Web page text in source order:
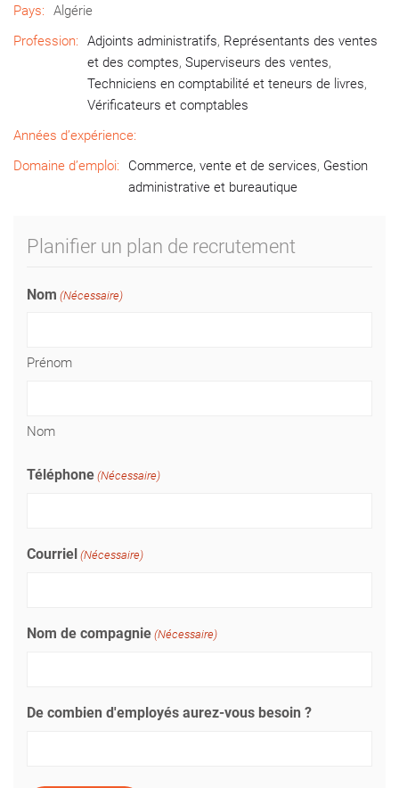
Pays:
Algérie
Profession:
Adjoints administratifs, Représentants des ventes
et des comptes, Superviseurs des ventes,
Techniciens en comptabilité et teneurs de livres,
Vérificateurs et comptables
Années d’expérience:
Domaine d’emploi:
Commerce, vente et de services, Gestion
administrative et bureautique
Planifier un plan de recrutement
Nom (Nécessaire)
Prénom
Nom
Téléphone (Nécessaire)
Courriel (Nécessaire)
Nom de compagnie (Nécessaire)
De combien d'employés aurez-vous besoin ?